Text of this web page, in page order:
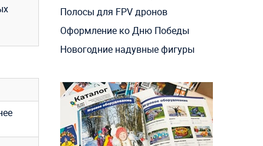
Полосы для FPV дронов
Оформление ко Дню Победы
Новогодние надувные фигуры